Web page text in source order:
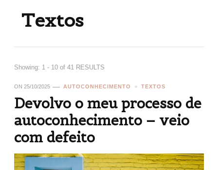
Textos
Showing: 1 - 10 of 41 RESULTS
ON 25/10/2025 AUTOCONHECIMENTO TEXTOS
Devolvo o meu processo de
autoconhecimento – veio
com defeito